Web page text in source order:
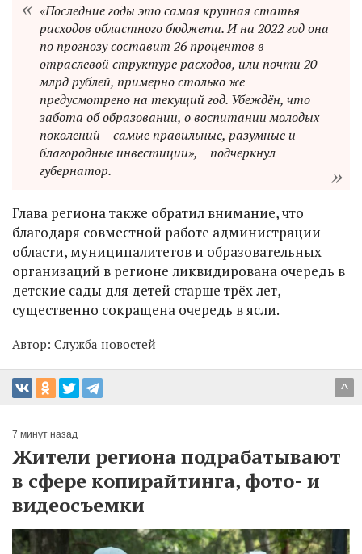
«Последние годы это самая крупная статья
расходов областного бюджета. И на 2022 год она
по прогнозу составит 26 процентов в
отраслевой структуре расходов, или почти 20
млрд рублей, примерно столько же
предусмотрено на текущий год. Убеждён, что
забота об образовании, о воспитании молодых
поколений – самые правильные, разумные и
благородные инвестиции», − подчеркнул
губернатор.
Глава региона также обратил внимание, что
благодаря совместной работе администрации
области, муниципалитетов и образовательных
организаций в регионе ликвидирована очередь в
детские сады для детей старше трёх лет,
существенно сокращена очередь в ясли.
Автор: Служба новостей
^
7 минут назад
Жители региона подрабатывают
в сфере копирайтинга, фото- и
видеосъемки